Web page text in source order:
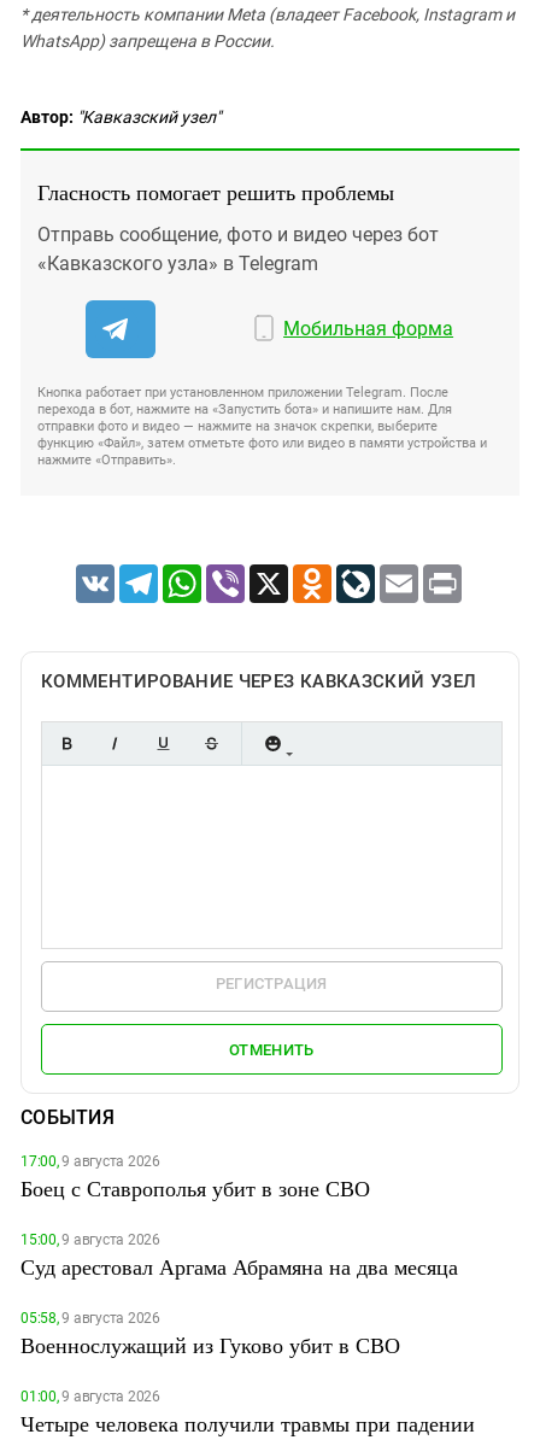
* деятельность компании Meta (владеет Facebook, Instagram и
WhatsApp) запрещена в России.
Автор: "Кавказский узел"
Гласность помогает решить проблемы
Отправь сообщение, фото и видео через бот
«Кавказского узла» в Telegram
Мобильная форма
Кнопка работает при установленном приложении Telegram. После
перехода в бот, нажмите на «Запустить бота» и напишите нам. Для
отправки фото и видео — нажмите на значок скрепки, выберите
функцию «Файл», затем отметьте фото или видео в памяти устройства и
нажмите «Отправить».
VK TelegramWhatsApp
Viber X Odnoklassniki
LiveJournal
Email Print
КОММЕНТИРОВАНИЕ ЧЕРЕЗ КАВКАЗСКИЙ УЗЕЛ
РЕГИСТРАЦИЯ
ОТМЕНИТЬ
СОБЫТИЯ
17:00,9 августа 2026
Боец с Ставрополья убит в зоне СВО
15:00,9 августа 2026
Суд арестовал Аргама Абрамяна на два месяца
05:58,9 августа 2026
Военнослужащий из Гуково убит в СВО
01:00,9 августа 2026
Четыре человека получили травмы при падении